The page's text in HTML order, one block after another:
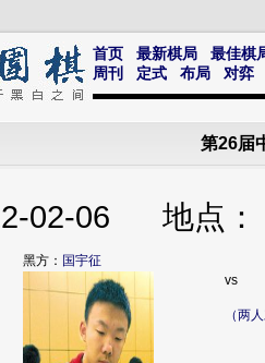
首页 最新棋局
最佳棋
周刊
定式 布局 对弈
第26届
02-06 地
黑方： 国宇征
vs
（两